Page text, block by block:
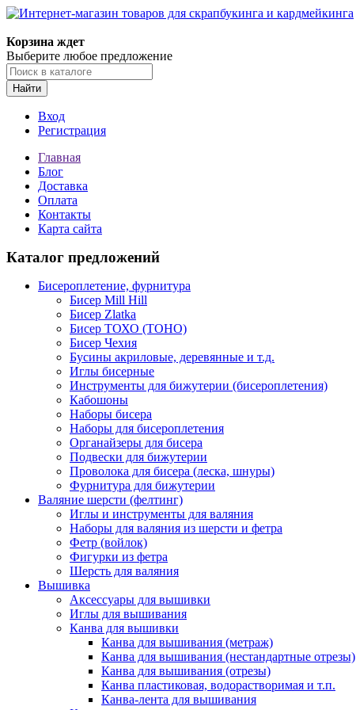
Корзина ждет
Выберите любое предложение
Найти
Вход
Регистрация
Главная
Блог
Доставка
Оплата
Контакты
Карта сайта
Каталог предложений
Бисероплетение, фурнитура
Бисер Mill Hill
Бисер Zlatka
Бисер ТОХО (TOHO)
Бисер Чехия
Бусины акриловые, деревянные и т.д.
Иглы бисерные
Инструменты для бижутерии (бисероплетения)
Кабошоны
Наборы бисера
Наборы для бисероплетения
Органайзеры для бисера
Подвески для бижутерии
Проволока для бисера (леска, шнуры)
Фурнитура для бижутерии
Валяние шерсти (фелтинг)
Иглы и инструменты для валяния
Наборы для валяния из шерсти и фетра
Фетр (войлок)
Фигурки из фетра
Шерсть для валяния
Вышивка
Аксессуары для вышивки
Иглы для вышивания
Канва для вышивки
Канва для вышивания (метраж)
Канва для вышивания (нестандартные отрезы)
Канва для вышивания (отрезы)
Канва пластиковая, водорастворимая и т.п.
Канва-лента для вышивания